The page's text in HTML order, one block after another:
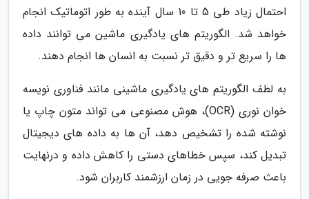
احتمال زیاد طی 5 تا 10 سال آینده به طور اتوماتیک انجام
خواهد شد. الگوریتم های یادگیری ماشین می توانند داده
ها را سریع تر و دقیق تر نسبت به انسان ها انجام دهند.
به لطف الگوریتم های یادگیری ماشینی مانند فناوری نویسه
خوان نوری (OCR)، هوش مصنوعی می تواند متون چاپ یا
نوشته شده را تشخیص دهد، آن ها به داده های دیجیتال
تبدیل کند، سپس خطاهای دستی را کاهش داده و درنهایت
باعث صرفه جویی در زمان ارزشمند کاربران شود.